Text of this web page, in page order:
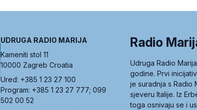
UDRUGA RADIO MARIJA
Kameniti stol 11
10000 Zagreb Croatia
Ured: +385 1 23 27 100
Program: +385 1 23 27 777; 099
502 00 52
Radio
Udruga Radio
godine. Prvi
je suradnja s Radio
sjeveru Italije. Iz
toga osnivaju se i